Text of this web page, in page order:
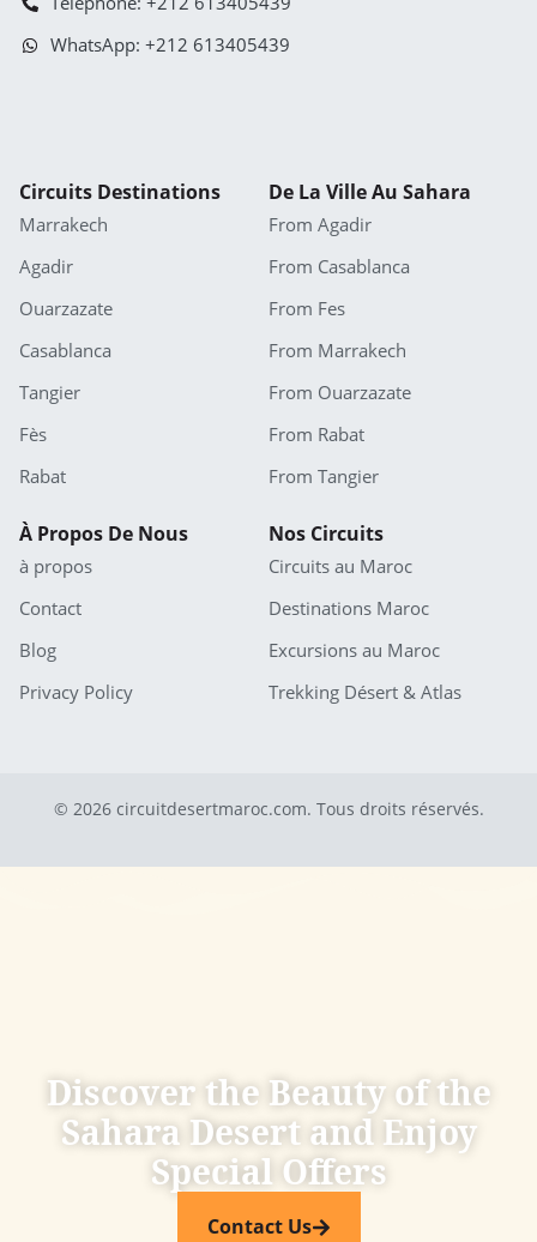
WhatsApp: +212 613405439
Circuits Destinations
Marrakech
Agadir
Ouarzazate
Casablanca
Tangier
Fès
Rabat
De La Ville Au Sahara
From Agadir
From Casablanca
From Fes
From Marrakech
From Ouarzazate
From Rabat
From Tangier
À Propos De Nous
à propos
Contact
Blog
Privacy Policy
Nos Circuits
Circuits au Maroc
Destinations Maroc
Excursions au Maroc
Trekking Désert & Atlas
© 2026 circuitdesertmaroc.com. Tous droits réservés.
Discover the Beauty of the
Sahara Desert and Enjoy
Special Offers​
Contact Us